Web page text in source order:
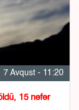
7 Avqust - 11:20
15 nəfər